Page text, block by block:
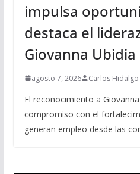
impulsa
destaca el
Giovanna Ubidia
agosto 7, 2026 Carlos Hidalgo
El reconocimiento a
compromiso con el
generan empleo desde las